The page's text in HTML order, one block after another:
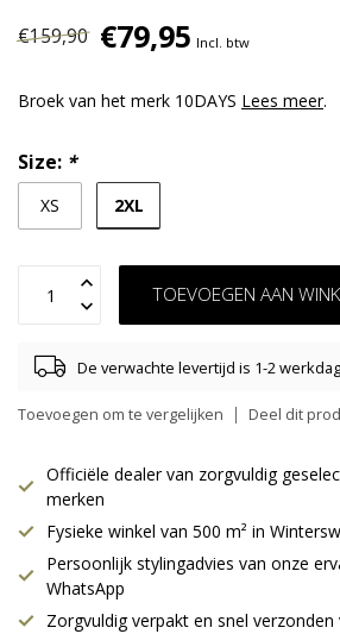
€159,90 €79,95 Incl. btw
Broek van het merk 10DAYS Lees meer.
Size: *
XS 2XL
TOEVOEGEN AAN
De verwachte levertijd is 1-2
Toevoegen om te vergelijken Deel dit
Officiële dealer van zorgvuldig
merken
Fysieke winkel van 500 m² in
Persoonlijk stylingadvies van onze
WhatsApp
Zorgvuldig verpakt en snel